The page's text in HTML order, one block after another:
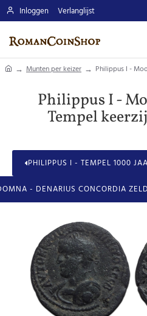
Inloggen Verlanglijst
homeMunten per keizer Philippus I -
Philippus I -
Tempel
PHILIPPUS I - TEMPEL 1000
- DENARIUS CONCORDIA